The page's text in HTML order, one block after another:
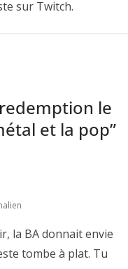
sur Twitch.
le
et la pop”
la BA donnait envie
tombe à plat. Tu